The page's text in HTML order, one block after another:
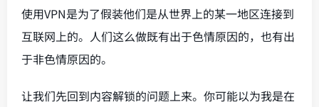
使用VPN是为了假装他们是从世界上的某一地区连接到
互联网上的。人们这么做既有出于色情原因的，也有出
于非色情原因的。
让我们先回到内容解锁的问题上来。你可能以为我是在